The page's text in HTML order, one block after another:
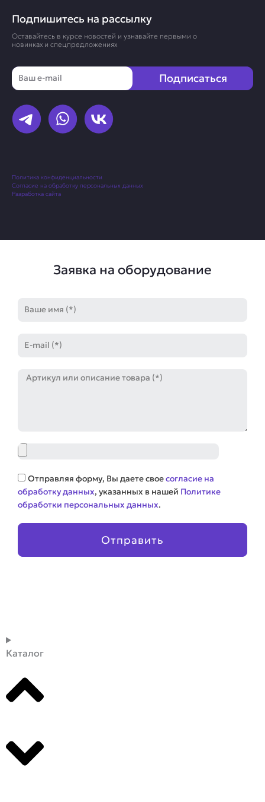
Подпишитесь на рассылку
Оставайтесь в курсе новостей и узнавайте первыми о
новинках и спецпредложениях
Email
Подписаться
Политика конфиденциальности
Согласие на обработку персональных данных
Разработка сайта
Заявка на оборудование
mail
Артикул
Файл
Соглашение
Отправляя форму, Вы даете своесогласие на
обработку данных, указанных в нашей Политике
обработки персональных данных.
Отправить
Каталог